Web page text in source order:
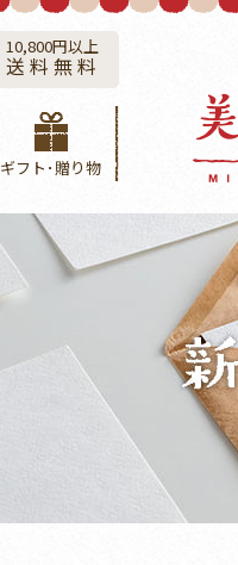
10,800円以上
送料無料
ギフト･贈り物